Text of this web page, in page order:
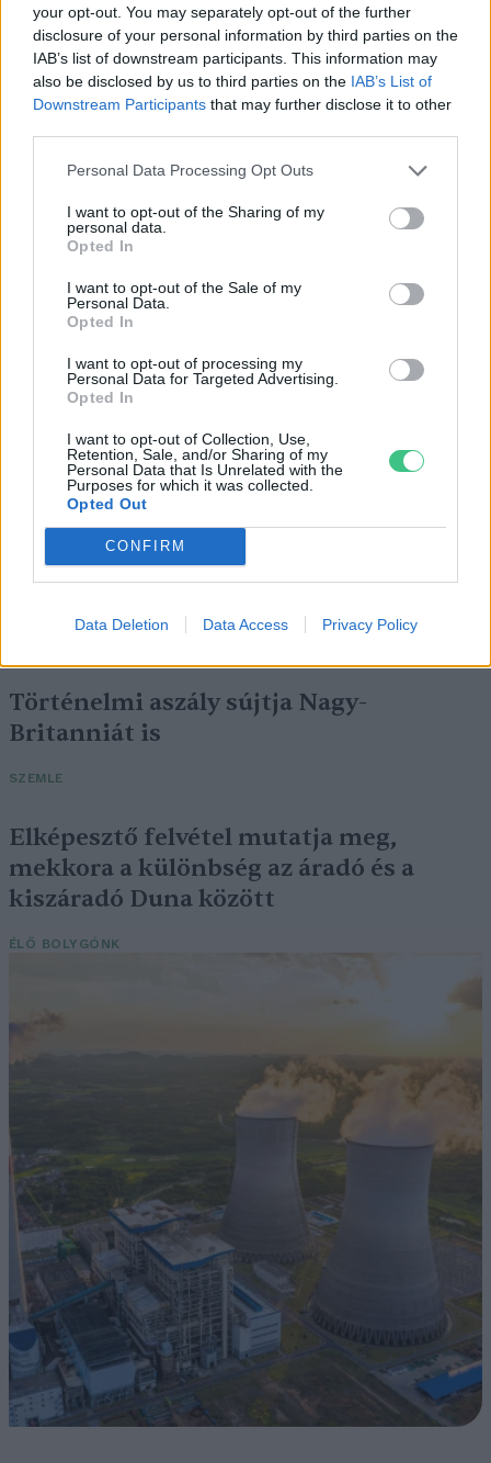
your opt-out. You may separately opt-out of the further
disclosure of your personal information by third parties on the
IAB’s list of downstream participants. This information may
also be disclosed by us to third parties on the IAB’s List of
Downstream Participants that may further disclose it to other
Personal Data Processing Opt Outs
I want to opt-out of the Sharing of my
personal data.
Opted In
I want to opt-out of the Sale of my
Personal Data.
Opted In
I want to opt-out of processing my
Personal Data for Targeted Advertising.
Opted In
I want to opt-out of Collection, Use,
Retention, Sale, and/or Sharing of my
Personal Data that Is Unrelated with the
Purposes for which it was collected.
Opted Out
CONFIRM
Data Deletion Data Access Privacy Policy
Születésnapi programokkal várja a
hétvégén a közönséget a 160 éves
Fővárosi Állatkert
ÉLŐ BOLYGÓNK
Szedd magad őszibarack: itt vannak
SZEMLE
Négy éven belül valósággá válhatnak az
Történelmi aszály sújtja Nagy-
Britanniát is
SZEMLE
Elképesztő felvétel mutatja meg,
mekkora a különbség az áradó és a
kiszáradó Duna között
ÉLŐ BOLYGÓNK